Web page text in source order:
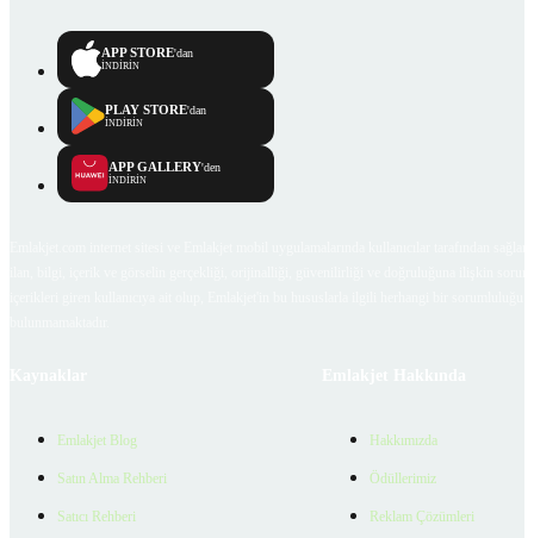
APP STORE'dan
İNDİRİN
PLAY STORE'dan
İNDİRİN
APP GALLERY'den
İNDİRİN
Emlakjet Blog
Satın Alma Rehberi
Satıcı Rehberi
Hakkımızda
Ödüllerimiz
Reklam Çözümleri